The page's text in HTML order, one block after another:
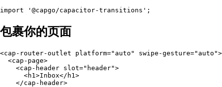
包裹你的页面
<cap-router-outlet platform="auto" swipe-gesture="auto">
  <cap-page>
    <cap-header slot="header">
      <h1>Inbox</h1>
    </cap-header>